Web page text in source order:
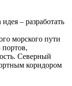
– разработать
морского пути
Северный
коридором